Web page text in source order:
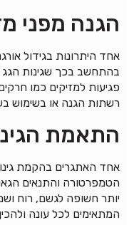
הגנה מפני
אחד היתרונות בגידול
בהתחשב בכך שגינות הגג
פגיעות למזיקים כמו
רשתות הגנה או בשימוש
התאמת
אחד האתגרים בהקמת
הטמפרטורה והתנאים
יותר חשופה לגשם, רוח
המתאימים לכל עונה